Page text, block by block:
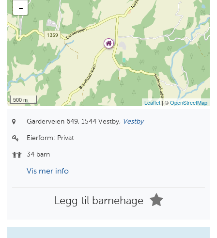
-
500 m Leaflet| ©OpenStreetMap
Garderveien 649, 1544 Vestby, Vestby
Eierform: Privat
34 barn
Vis mer info
Legg til barnehage